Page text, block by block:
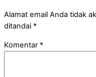
Alamat email Anda tidak
ditandai *
Komentar *